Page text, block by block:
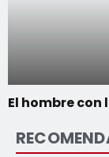
El hombre